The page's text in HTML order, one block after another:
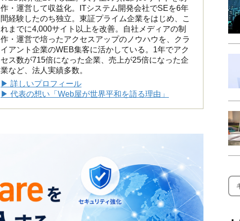
作・運営して収益化。ITシステム開発会社でSEを6年
間経験したのち独立。東証プライム企業をはじめ、こ
れまでに4,000サイト以上を改善。自社メディアの制
作・運営で培ったアクセスアップのノウハウを、クラ
イアント企業のWEB集客に活かしている。1年でアク
セス数が715倍になった企業、売上が25倍になった企
業など、法人実績多数。
▶ 詳しいプロフィール
▶ 代表の想い「Web屋が世界平和を語る理由」